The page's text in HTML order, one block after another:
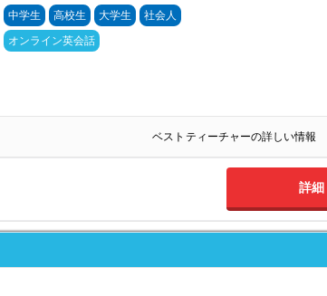
中学生 高校生 大学生 社会人
オンライン英会話
ベストティーチャーの詳しい情報
詳細